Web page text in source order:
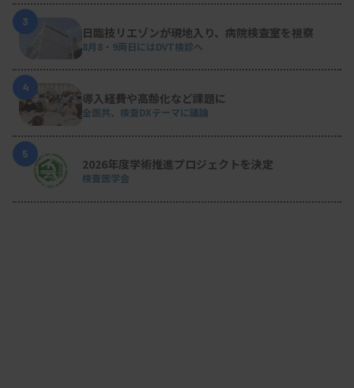
3
日臨技リエゾンが現地入り、病院検査室を視察
8月8・9両日にはDVT検診へ
4
導入経費や高齢化など課題に
全医共、検査DXテーマに議論
5
2026年度学術推進プロジェクトを決定
検査医学会